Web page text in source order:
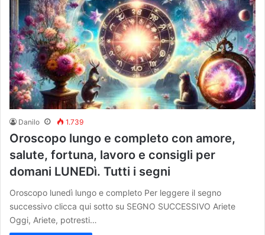
Danilo 1.739
Oroscopo lungo e completo con amore,
salute, fortuna, lavoro e consigli per
domani LUNEDì. Tutti i segni
Oroscopo lunedì lungo e completo Per leggere il segno
successivo clicca qui sotto su SEGNO SUCCESSIVO Ariete
Oggi, Ariete, potresti…